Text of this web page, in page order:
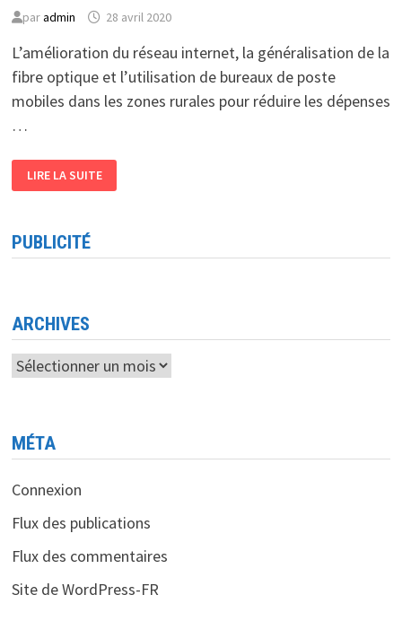
paradmin 28 avril 2020
L’amélioration du réseau internet, la généralisation de la
fibre optique et l’utilisation de bureaux de poste
mobiles dans les zones rurales pour réduire les dépenses
…
2020
L’AMÉLIORATION
EN
ALGÉRIE,
LIRE LA SUITE
PUBLICITÉ
ARCHIVES
Archives
MÉTA
Connexion
Flux des publications
Flux des commentaires
Site de WordPress-FR